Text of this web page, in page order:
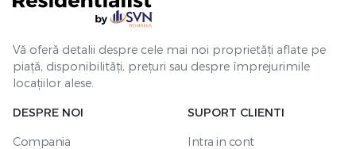
Vă oferă detalii despre cele mai noi proprietăți aflate pe
piață, disponibilități, prețuri sau despre împrejurimile
locațiilor alese.
DESPRE NOI
Compania
SUPORT CLIENTI
Intra in cont